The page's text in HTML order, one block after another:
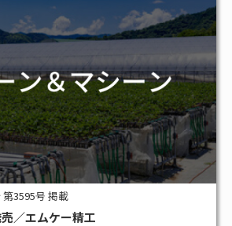
3595号 掲載
／エムケー精工